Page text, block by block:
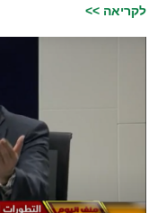
לקריאה >>